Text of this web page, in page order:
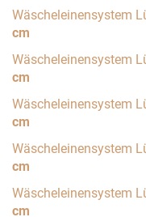
Wäscheleinensystem
cm
Wäscheleinensystem
cm
Wäscheleinensystem
cm
Wäscheleinensystem
cm
Wäscheleinensystem
cm